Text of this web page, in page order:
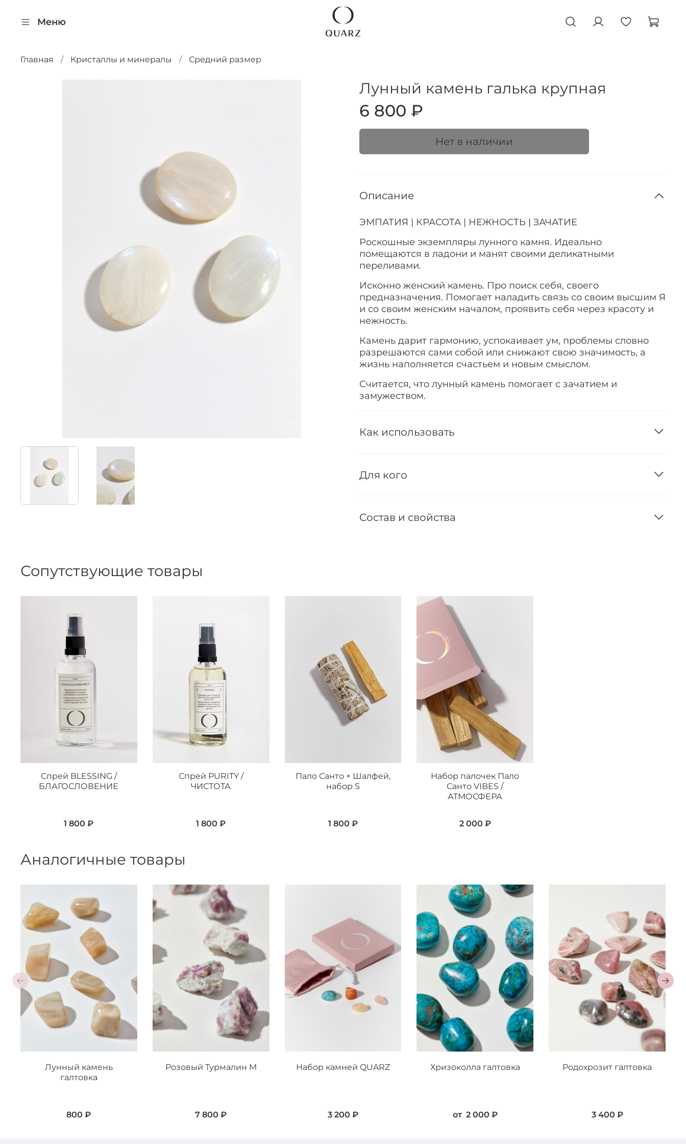
Меню
Главная Кристаллы и минералы Средний размер
Лунный камень галька крупная
6 800 ₽
Нет в наличии
Описание
ЭМПАТИЯ | КРАСОТА | НЕЖНОСТЬ | ЗАЧАТИЕ
Роскошные экземпляры лунного камня. Идеально
помещаются в ладони и манят своими деликатными
переливами.
Исконно женский камень. Про поиск себя, своего
предназначения. Помогает наладить связь со своим высшим Я
и со своим женским началом, проявить себя через красоту и
нежность.
Камень дарит гармонию, успокаивает ум, проблемы словно
разрешаются сами собой или снижают свою значимость, а
жизнь наполняется счастьем и новым смыслом.
Считается, что лунный камень помогает с зачатием и
замужеством.
Как использовать
Для кого
Состав и свойства
Сопутствующие товары
Спрей BLESSING /
БЛАГОСЛОВЕНИЕ
1 800 ₽
Спрей PURITY /
ЧИСТОТА
1 800 ₽
Пало Санто + Шалфей,
набор S
1 800 ₽
Набор палочек Пало
Санто VIBES /
АТМОСФЕРА
2 000 ₽
Аналогичные товары
Лунный камень
галтовка
800 ₽
Розовый Турмалин M
7 800 ₽
Набор камней QUARZ
3 200 ₽
Хризоколла галтовка
от 2 000 ₽
Родохрозит галтовка
3 400 ₽